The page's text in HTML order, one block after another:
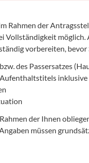
Rahmen der
Vollständigkeit möglich.
vorbereiten, bevor
des Passersatzes
der Ihnen
müssen